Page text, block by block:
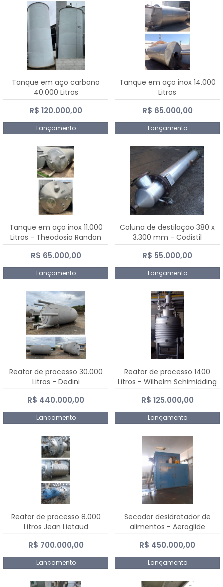
Tanque em aço carbono
40.000 Litros
R$ 120.000,00
Lançamento
Tanque em aço inox 14.000
Litros
R$ 65.000,00
Lançamento
Tanque em aço inox 11.000
Litros - Theodosio Randon
R$ 65.000,00
Lançamento
Coluna de destilação 380 x
3.300 mm - Codistil
R$ 55.000,00
Lançamento
Reator de processo 30.000
Litros - Dedini
R$ 440.000,00
Lançamento
Reator de processo 1400
Litros - Wilhelm Schimidding
R$ 125.000,00
Lançamento
Reator de processo 8.000
Litros Jean Lietaud
R$ 700.000,00
Lançamento
Secador desidratador de
alimentos - Aeroglide
R$ 450.000,00
Lançamento